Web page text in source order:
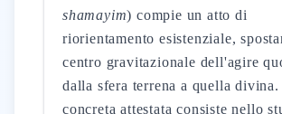
shamayim) compie un atto di
riorientamento esistenziale,
centro gravitazionale dell'agire
dalla sfera terrena a quella divina.
concreta attestata consiste nello